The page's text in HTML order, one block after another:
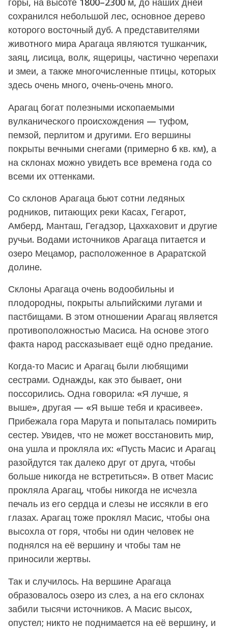
сохранился небольшой лес, основное дерево
которого восточный дуб. А представителями
животного мира Арагаца являются тушканчик,
заяц, лисица, волк, ящерицы, частично черепахи
и змеи, а также многочисленные птицы, которых
здесь очень много, очень-очень много.
Арагац богат полезными ископаемыми
вулканического происхождения — туфом,
пемзой, перлитом и другими. Его вершины
покрыты вечными снегами (примерно 6 кв. км), а
на склонах можно увидеть все времена года со
всеми их оттенками.
Со склонов Арагаца бьют сотни ледяных
родников, питающих реки Касах, Гегарот,
Амберд, Манташ, Гегадзор, Цахкаховит и другие
ручьи. Водами источников Арагаца питается и
озеро Мецамор, расположенное в Араратской
долине.
Склоны Арагаца очень водообильны и
плодородны, покрыты альпийскими лугами и
пастбищами. В этом отношении Арагац является
противоположностью Масиса. На основе этого
факта народ рассказывает ещё одно предание.
Когда-то Масис и Арагац были любящими
сестрами. Однажды, как это бывает, они
поссорились. Одна говорила: «Я лучше, я
выше», другая — «Я выше тебя и красивее».
Прибежала гора Марута и попыталась помирить
сестер. Увидев, что не может восстановить мир,
она ушла и прокляла их: «Пусть Масис и Арагац
разойдутся так далеко друг от друга, чтобы
больше никогда не встретиться». В ответ Масис
прокляла Арагац, чтобы никогда не исчезла
печаль из его сердца и слезы не иссякли в его
глазах. Арагац тоже проклял Масис, чтобы она
высохла от горя, чтобы ни один человек не
поднялся на её вершину и чтобы там не
приносили жертвы.
Так и случилось. На вершине Арагаца
образовалось озеро из слез, а на его склонах
забили тысячи источников. А Масис высох,
опустел; никто не поднимается на её вершину, и